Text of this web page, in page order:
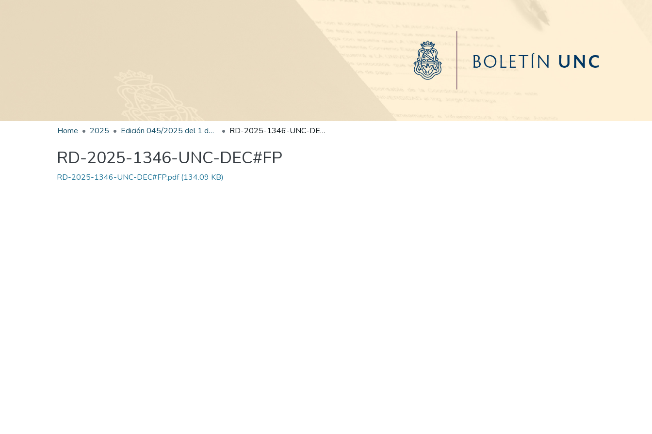
Home 2025 Edición 045/2025 del 1 de septiembre de 2025 RD-2025-1346-UNC-DEC#FP
RD-2025-1346-UNC-DEC#FP
RD-2025-1346-UNC-DEC#FP.pdf(134.09 KB)